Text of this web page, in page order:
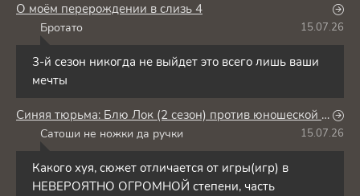
О моём перерождении в слизь 4
Бротато 15.07.26
3-й сезон никогда не выйдет это всего лишь ваши
мечты
Синяя тюрьма: Блю Лок (2 сезон) против юношеской сборной Японии
Сатоши не ножки да ручки 15.07.26
Какого хуя, сюжет отличается от игры(игр) в
НЕВЕРОЯТНО ОГРОМНОЙ степени, часть